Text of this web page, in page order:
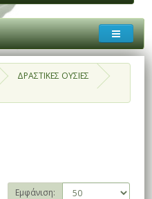
ΔΡΑΣΤΙΚΕΣ ΟΥΣΙΕΣ
Εμφάνιση: